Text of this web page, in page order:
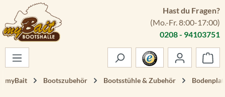
Zum Hauptinhalt springen
Hast du Fragen?
(Mo.-Fr. 8:00-17:00)
0208 - 94103751
myBait Bootszubehör Bootsstühle & Zubehör